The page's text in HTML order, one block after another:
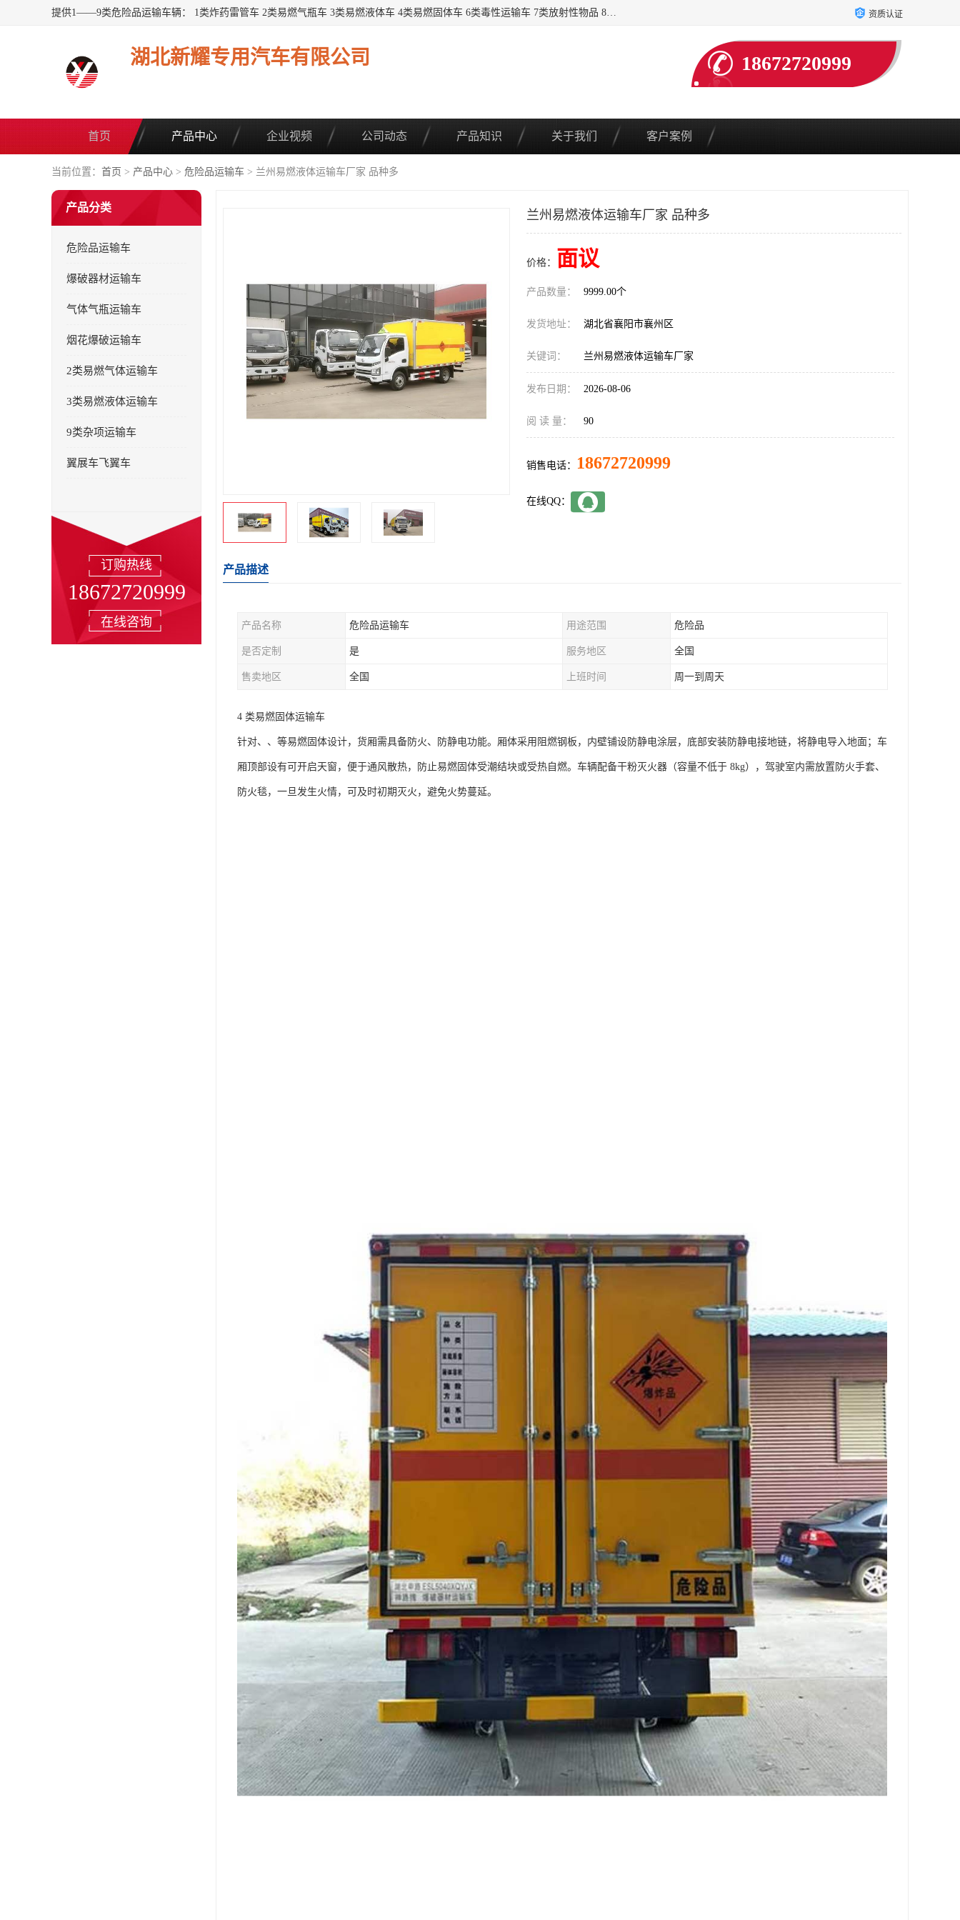
提供1——9类危险品运输车辆： 1类炸药雷管车 2类易燃气瓶车 3类易燃液体车 4类易燃固体车 6类毒性运输车 7类放射性物品 8类腐蚀性物品 9类杂项类物品 各类底盘，品种齐全。厂家直供，品质保证。 公告品种环保齐全，上牌无忧。 全国可送货上门，可分期，可*，可包牌。 详情可咨询: *（微信同号） 资质认证
湖北新耀专用汽车有限公司 18672720999
首页 产品中心 企业视频 公司动态 产品知识 关于我们 客户案例
当前位置： 首页 > 产品中心 > 危险品运输车 > 兰州易燃液体运输车厂家 品种多
产品分类
危险品运输车
爆破器材运输车
气体气瓶运输车
烟花爆破运输车
2类易燃气体运输车
3类易燃液体运输车
9类杂项运输车
翼展车飞翼车
订购热线
18672720999
在线咨询
兰州易燃液体运输车厂家 品种多
价格： 面议
产品数量： 9999.00个
发货地址： 湖北省襄阳市襄州区
关键词： 兰州易燃液体运输车厂家
发布日期： 2026-08-06
阅 读 量： 90
销售电话： 18672720999
在线QQ：
产品描述
产品名称 危险品运输车 用途范围 危险品
是否定制 是 服务地区 全国
售卖地区 全国 上班时间 周一到周天
4 类易燃固体运输车​
针对、、等易燃固体设计，货厢需具备防火、防静电功能。厢体采用阻燃钢板，内壁铺设防静电涂层，底部安装防静电接地链，将静电导入地面；车
厢顶部设有可开启天窗，便于通风散热，防止易燃固体受潮结块或受热自燃。车辆配备干粉灭火器（容量不低于 8kg），驾驶室内需放置防火手套、
防火毯，一旦发生火情，可及时初期灭火，避免火势蔓延。​